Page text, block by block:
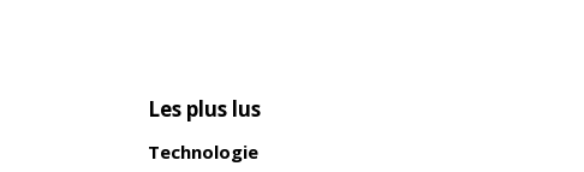
Les plus lus
Technologie